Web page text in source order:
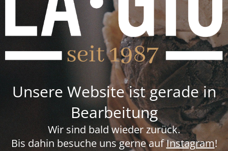
Unsere Website ist gerade in
Bearbeitung
Wir sind bald wieder zurück.
Bis dahin besuche uns gerne aufInstagram!